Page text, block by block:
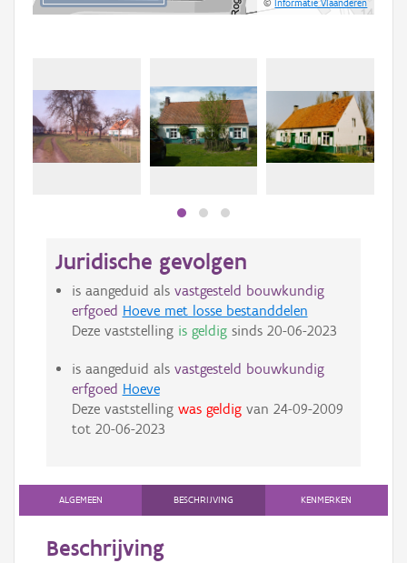
©Informatie Vlaanderen
Juridische gevolgen
is aangeduid als vastgesteld bouwkundig
erfgoed Hoeve met losse bestanddelen
Deze vaststelling is geldigsinds 20-06-2023
is aangeduid als vastgesteld bouwkundig
erfgoed Hoeve
Deze vaststelling was geldigvan 24-09-2009
tot 20-06-2023
ALGEMEEN BESCHRIJVING KENMERKEN
Beschrijving